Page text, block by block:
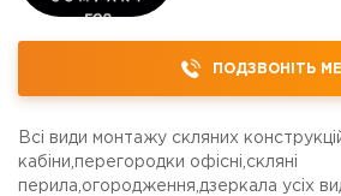
ПОДЗВОНІТЬ
Всі види монтажу скляних
кабіни,перегородки офісні,скляні
перила,огородження,дзеркала усіх